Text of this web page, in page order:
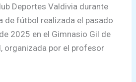
Deportes Valdivia durante
de fútbol realizada el pasado
2025 en el Gimnasio Gil de
organizada por el profesor